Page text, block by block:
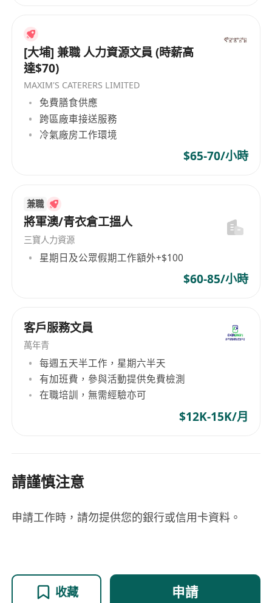
[大埔] 兼職 人力資源文員 (時薪高
達$70)
MAXIM'S CATERERS LIMITED
免費膳食供應
跨區廠車接送服務
冷氣廠房工作環境
$65-70/小時
兼職
將軍澳/青衣倉工搵人
三寶人力資源
星期日及公眾假期工作額外+$100
$60-85/小時
客戶服務文員
萬年青
每週五天半工作，星期六半天
有加班費，參與活動提供免費檢測
在職培訓，無需經驗亦可
$12K-15K/月
請謹慎注意
申請工作時，請勿提供您的銀行或信用卡資料。
收藏 申請